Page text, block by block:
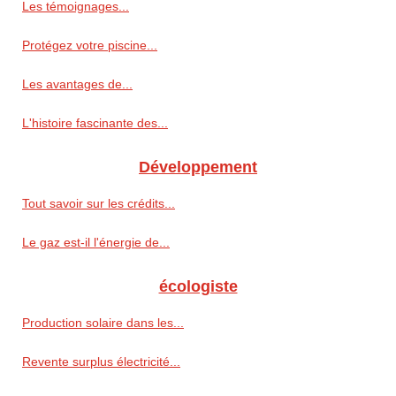
Les témoignages...
Protégez votre piscine...
Les avantages de...
L'histoire fascinante des...
Développement
Tout savoir sur les crédits...
Le gaz est-il l'énergie de...
écologiste
Production solaire dans les...
Revente surplus électricité...